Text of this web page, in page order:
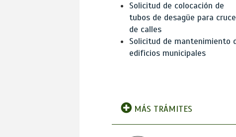
Solicitud de colocación de
tubos de desagüe para
de calles
Solicitud de mantenimiento
edificios municipales
MÁS TRÁMITES